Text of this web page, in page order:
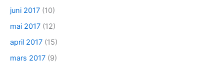
juni 2017 (10)
mai 2017 (12)
april 2017 (15)
mars 2017 (9)